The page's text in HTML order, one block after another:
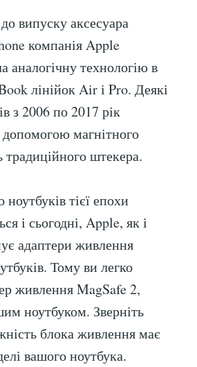
випуску аксесуара
компанія Apple
аналогічну технологію в
лінійок Air і Pro. Деякі
з 2006 по 2017 рік
магнітного
традиційного штекера.
ноутбуків тієї епохи
і сьогодні, Apple, як і
адаптери живлення
Тому ви легко
живлення MagSafe 2,
ноутбуком. Зверніть
блока живлення має
вашого ноутбука.